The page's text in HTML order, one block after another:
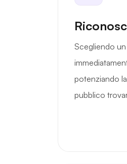
Scegliendo
potenziando
pubblico